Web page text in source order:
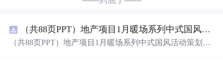
（共88页PPT）地产项目1月暖场系列中式国风活动策划方案.pptx
（共88页PPT）地产项目1月暖场系列中式国风活动策划方